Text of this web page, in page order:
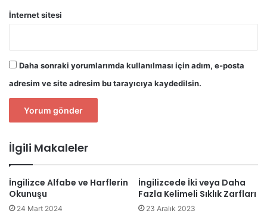
İnternet sitesi
Daha sonraki yorumlarımda kullanılması için adım, e-posta
adresim ve site adresim bu tarayıcıya kaydedilsin.
İlgili Makaleler
İngilizce Alfabe ve Harflerin
Okunuşu
24 Mart 2024
İngilizcede İki veya Daha
Fazla Kelimeli Sıklık Zarfları
23 Aralık 2023